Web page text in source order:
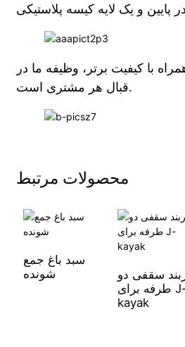
با کیفیت برتر، وظیفه ما در
قبال هر مشتری است.
محصولات مرتبط
سبد باغ جمع
شونده
سقفی دو
طرفه برای J-
kayak